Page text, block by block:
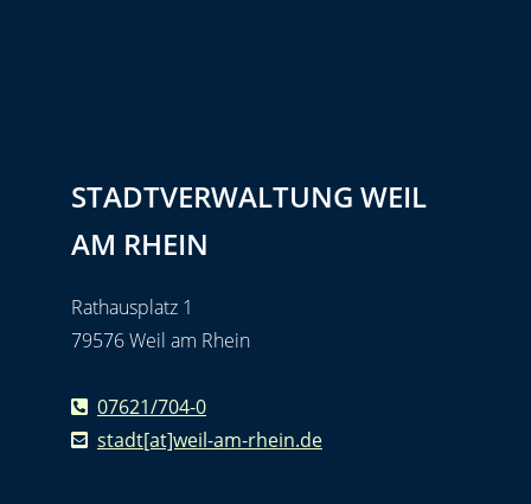
STADTVERWALTUNG WEIL
AM RHEIN
Rathausplatz 1
79576 Weil am Rhein
07621/704-0
stadt[at]weil-am-rhein.de